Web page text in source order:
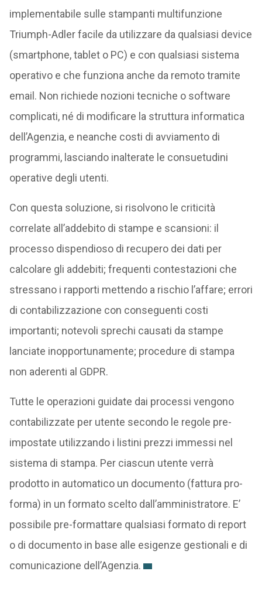
implementabile sulle stampanti multifunzione
Triumph-Adler facile da utilizzare da qualsiasi device
(smartphone, tablet o PC) e con qualsiasi sistema
operativo e che funziona anche da remoto tramite
email. Non richiede nozioni tecniche o software
complicati, né di modificare la struttura informatica
dell’Agenzia, e neanche costi di avviamento di
programmi, lasciando inalterate le consuetudini
operative degli utenti.
Con questa soluzione, si risolvono le criticità
correlate all’addebito di stampe e scansioni: il
processo dispendioso di recupero dei dati per
calcolare gli addebiti; frequenti contestazioni che
stressano i rapporti mettendo a rischio l’affare; errori
di contabilizzazione con conseguenti costi
importanti; notevoli sprechi causati da stampe
lanciate inopportunamente; procedure di stampa
non aderenti al GDPR.
Tutte le operazioni guidate dai processi vengono
contabilizzate per utente secondo le regole pre-
impostate utilizzando i listini prezzi immessi nel
sistema di stampa. Per ciascun utente verrà
prodotto in automatico un documento (fattura pro-
forma) in un formato scelto dall’amministratore. E’
possibile pre-formattare qualsiasi formato di report
o di documento in base alle esigenze gestionali e di
comunicazione dell’Agenzia.